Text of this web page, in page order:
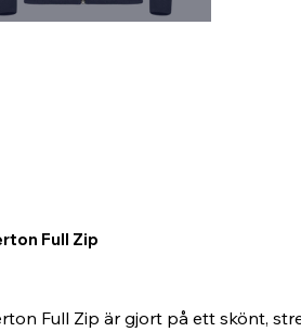
Full Zip
Full Zip är gjort på ett skönt,